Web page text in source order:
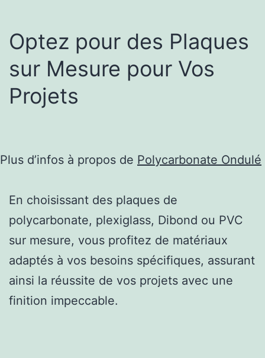
Optez pour des Plaques
sur Mesure pour Vos
Projets
Plus d’infos à propos de Polycarbonate Ondulé
En choisissant des plaques de
polycarbonate, plexiglass, Dibond ou PVC
sur mesure, vous profitez de matériaux
adaptés à vos besoins spécifiques, assurant
ainsi la réussite de vos projets avec une
finition impeccable.